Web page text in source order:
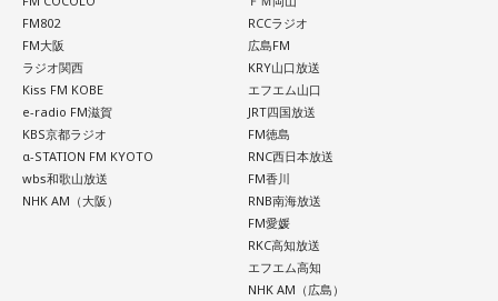
今年の夏について、575にしたためてみませんか？
どうでもいいことでオーケー！
メールはanna@bayfm.co.jp でお待ちしています。
9時台はトレンド独自解説「ミラクルワード」
10時台は旬な食材を紹介する「ヤマサデイリーティップス」
お宅のにゃんこが登場する「11時のにゃんこ」もお楽しみ
に！
FM802
FM大阪
ラジオ関西
Kiss FM KOBE
e-radio FM滋賀
KBS京都ラジオ
α-STATION FM KYOTO
wbs和歌山放送
NHK AM（大阪）
RCCラジオ
広島FM
KRY山口放送
エフエム山口
JRT四国放送
FM徳島
RNC西日本放送
FM香川
RNB南海放送
FM愛媛
RKC高知放送
エフエム高知
NHK AM（広島）